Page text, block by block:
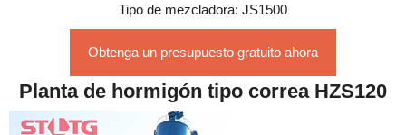
Tipo de mezcladora: JS1500
Obtenga un presupuesto gratuito ahora
Planta de hormigón tipo correa HZS120